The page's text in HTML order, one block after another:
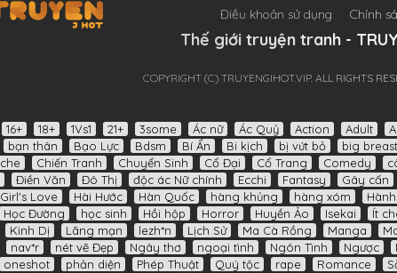
Điều khoản sử dụng Chính
Thế giới truyện tranh -
COPYRIGHT (C) TRUYENGIHOT.VIP. ALL RIGHTS
16+ 18+ 1Vs1 21+ 3some Ác nữ Ác Quỷ Action Adult
bạn thân Bạo Lực Bdsm Bí Ẩn Bi kịch bị vứt bỏ big breast
che Chiến Tranh Chuyển Sinh Cổ Đại Cổ Trang Comedy
Điền Văn Đô Thị độc ác Nữ chính Ecchi Fantasy Gây cấn
Girl's Love Hài Hước Hàn Quốc hàng khủng hàng xóm
Học Đường học sinh Hồi hộp Horror Huyền Ảo Isekai Ít
Kinh Dị Lãng mạn lezh*n Lịch Sử Ma Cà Rồng Manga
nav*r nét vẽ Đẹp Ngây thơ ngoại tình Ngôn Tình Ngược
oneshot phản diện Phép Thuật Quý tộc rape Romance